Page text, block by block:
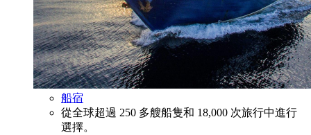
船宿
從全球超過 250 多艘船隻和 18,000 次旅行中進行
選擇。